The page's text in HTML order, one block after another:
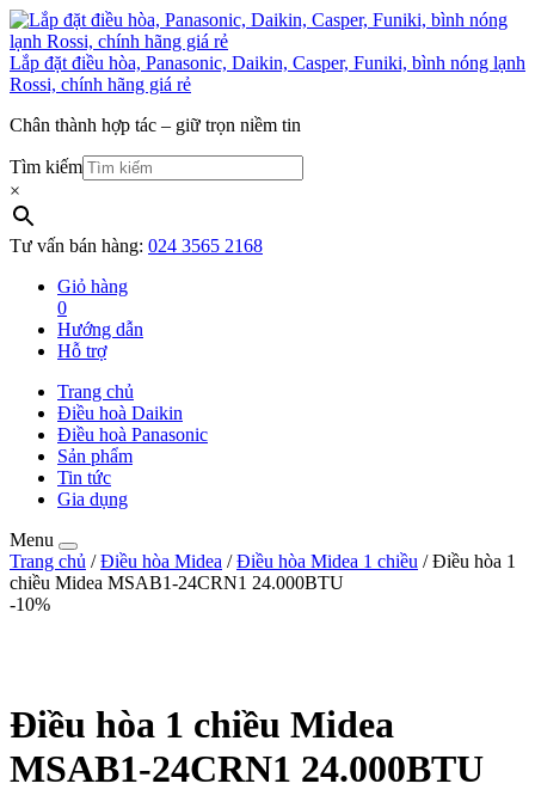
Lắp đặt điều hòa, Panasonic, Daikin, Casper, Funiki, bình nóng lạnh
Rossi, chính hãng giá rẻ
Chân thành hợp tác – giữ trọn niềm tin
Tìm kiếm
×
Tư vấn bán hàng: 024 3565 2168
Giỏ hàng
0
Hướng dẫn
Hỗ trợ
Trang chủ
Điều hoà Daikin
Điều hoà Panasonic
Sản phẩm
Tin tức
Gia dụng
Menu
Trang chủ /Điều hòa Midea /Điều hòa Midea 1 chiều / Điều hòa 1
chiều Midea MSAB1-24CRN1 24.000BTU
-10%
Điều hòa 1 chiều Midea
MSAB1-24CRN1 24.000BTU